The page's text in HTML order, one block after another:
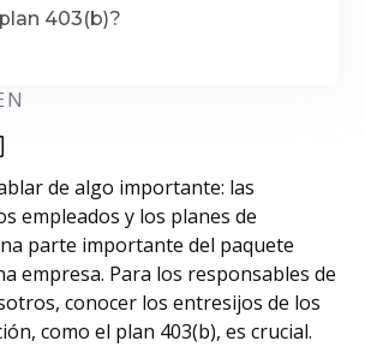
403(b)?
de algo importante: las
empleados y los planes de
parte importante del paquete
empresa. Para los responsables de
conocer los entresijos de los
como el plan 403(b), es crucial.